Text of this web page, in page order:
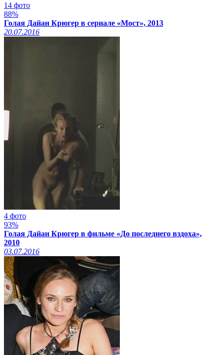
14 фото
88%
Голая Дайан Крюгер в сериале «Мост», 2013
20.07.2016
4 фото
93%
Голая Дайан Крюгер в фильме «До последнего вздоха»,
2010
03.07.2016